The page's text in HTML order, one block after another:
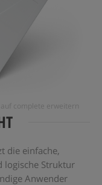
complete erweitern
die einfache,
logische Struktur
Anwender